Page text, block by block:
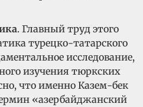
. Главный труд этого
турецко-татарского
исследование,
изучения тюркских
что именно Казем-бек
«азербайджанский